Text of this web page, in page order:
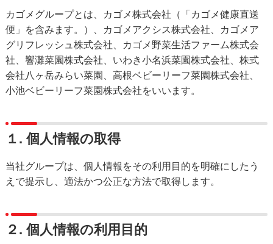
カゴメグループとは、カゴメ株式会社（「カゴメ健康直送
便」を含みます。）、カゴメアクシス株式会社、カゴメア
グリフレッシュ株式会社、カゴメ野菜生活ファーム株式会
社、響灘菜園株式会社、いわき小名浜菜園株式会社、株式
会社八ヶ岳みらい菜園、高根ベビーリーフ菜園株式会社、
小池ベビーリーフ菜園株式会社をいいます。
１. 個人情報の取得
当社グループは、個人情報をその利用目的を明確にしたう
えで提示し、適法かつ公正な方法で取得します。
２. 個人情報の利用目的